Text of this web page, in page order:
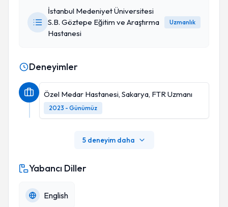
İstanbul Medeniyet Üniversitesi
S.B. Göztepe Eğitim ve Araştırma
Hastanesi
Uzmanlık
Deneyimler
Özel Medar Hastanesi, Sakarya, FTR Uzmanı
2023 - Günümüz
5 deneyim daha
Yabancı Diller
English